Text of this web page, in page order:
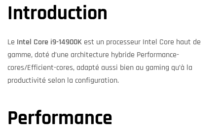
Introduction
Le Intel Core i9-14900K est un processeur Intel Core haut de
gamme, doté d’une architecture hybride Performance-
cores/Efficient-cores, adapté aussi bien au gaming qu’à la
productivité selon la configuration.
Performance